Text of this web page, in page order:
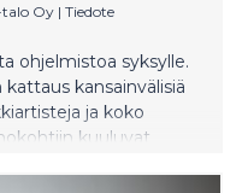
Oy | Tiedote
ohjelmistoa syksylle.
kansainvälisiä
ja koko
kuuluvat